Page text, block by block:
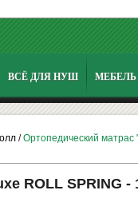
ВСЁ ДЛЯ НУШ МЕБЕЛЬ
/Ортопедический матрас
ROLL SPRING -